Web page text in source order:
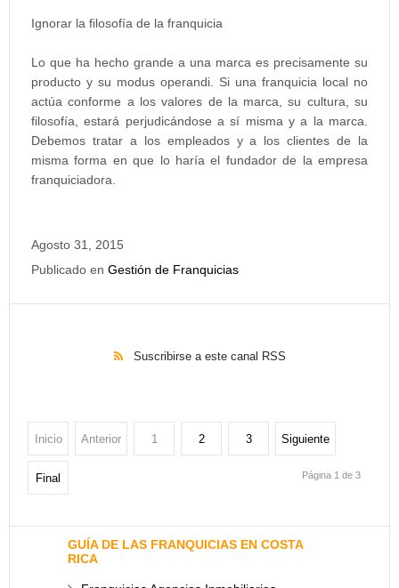
Ignorar la filosofía de la franquicia
Lo que ha hecho grande a una marca es precisamente su
producto y su modus operandi. Si una franquicia local no
actúa conforme a los valores de la marca, su cultura, su
filosofía, estará perjudicándose a sí misma y a la marca.
Debemos tratar a los empleados y a los clientes de la
misma forma en que lo haría el fundador de la empresa
franquiciadora.
Agosto 31, 2015
Publicado en Gestión de Franquicias
Suscribirse a este canal RSS
Inicio Anterior 1 2 3 Siguiente
Final Página 1 de 3
GUÍA DE LAS FRANQUICIAS EN COSTA
RICA